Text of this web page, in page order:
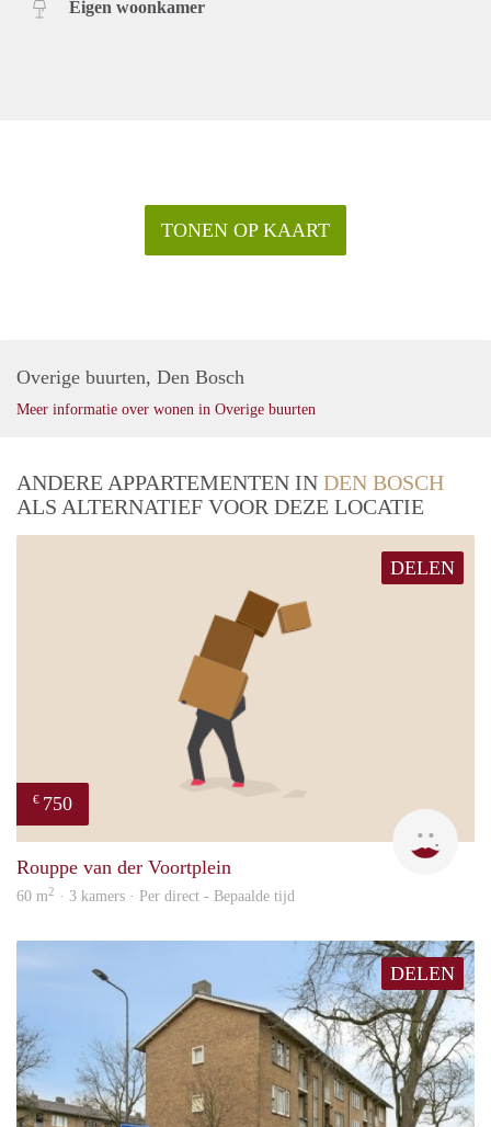
Eigen woonkamer
TONEN OP KAART
Overige buurten, Den Bosch
Meer informatie over wonen in Overige buurten
ANDERE APPARTEMENTEN IN DEN BOSCH
ALS ALTERNATIEF VOOR DEZE LOCATIE
DELEN
€ 750
Rouppe van der Voortplein
60 m2 · 3 kamers · Per direct - Bepaalde tijd
DELEN